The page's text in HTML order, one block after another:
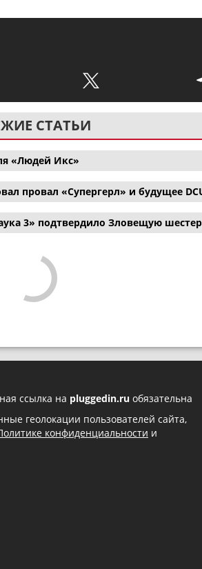
СТАТЬИ
«Людей Икс»
провал «Супергерл» и будущее
3» подтвердило Зловещую
ссылка на pluggedin.ru обязательна
геолокации пользователей сайта,
конфиденциальности и